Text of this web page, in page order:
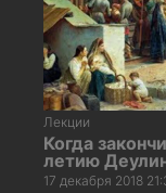
Лекции
Когда
летию
17 декабря 2018